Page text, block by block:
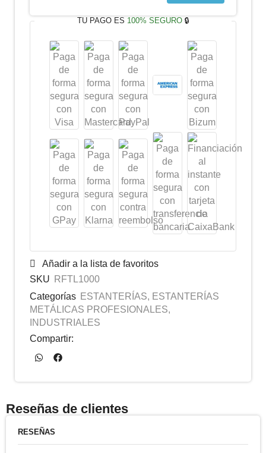
TU PAGO ES 100% SEGURO🔒
Añadir a la lista de favoritos
SKU
RFTL1000
Categorías ESTANTERÍAS, ESTANTERÍAS
METÁLICAS PROFESIONALES,
INDUSTRIALES
Compartir:
Reseñas de clientes
RESEÑAS